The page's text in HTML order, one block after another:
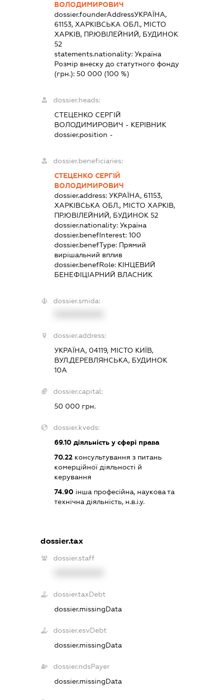
ВОЛОДИМИРОВИЧ
dossier.founderAddressУКРАЇНА,
61153, ХАРКІВСЬКА ОБЛ., МІСТО
ХАРКІВ, ПР.ЮВІЛЕЙНИЙ, БУДИНОК
52
statements.nationality:Україна
Розмір внеску до статутного фонду
(грн.):50 000 (100 %)
dossier.heads:
СТЕЦЕНКО СЕРГІЙ
ВОЛОДИМИРОВИЧ - КЕРІВНИК
dossier.position -
dossier.beneficiaries:
СТЕЦЕНКО СЕРГІЙ
ВОЛОДИМИРОВИЧ
dossier.address:УКРАЇНА, 61153,
ХАРКІВСЬКА ОБЛ., МІСТО ХАРКІВ,
ПР.ЮВІЛЕЙНИЙ, БУДИНОК 52
dossier.nationality:Україна
dossier.benefInterest:100
dossier.benefType: Прямий
вирішальний вплив
dossier.benefRole: КІНЦЕВИЙ
БЕНЕФІЦІАРНИЙ ВЛАСНИК
dossier.smida:
dossier.address:
УКРАЇНА, 04119, МІСТО КИЇВ,
ВУЛ.ДЕРЕВЛЯНСЬКА, БУДИНОК
10А
dossier.capital:
50 000 грн.
dossier.kveds:
69.10 діяльність у сфері права
70.22 консультування з питань
комерційної діяльності й
керування
74.90 інша професійна, наукова та
технічна діяльність, н.в.і.у.
dossier.tax
dossier.staff
dossier.taxDebt
dossier.missingData
dossier.esvDebt
dossier.missingData
dossier.ndsPayer
dossier.missingData